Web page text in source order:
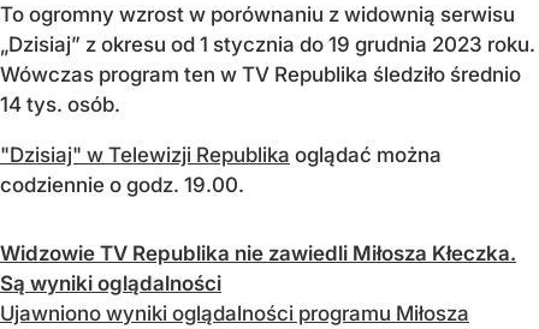
To ogromny wzrost w porównaniu z widownią serwisu
„Dzisiaj” z okresu od 1 stycznia do 19 grudnia 2023 roku.
Wówczas program ten w TV Republika śledziło średnio
14 tys. osób.
"Dzisiaj" w Telewizji Republika oglądać można
codziennie o godz. 19.00.
Widzowie TV Republika nie zawiedli Miłosza Kłeczka.
Są wyniki oglądalności
Ujawniono wyniki oglądalności programu Miłosza